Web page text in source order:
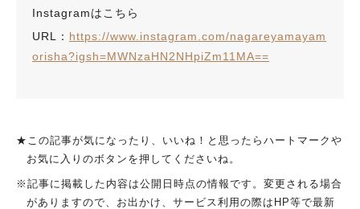
Instagramはこちら
URL： https://www.instagram.com/nagareyamayam
orisha?igsh=MWNzaHN2NHpiZm11MA==
★この記事が気になったり、いいね！と思ったらハートマークや
お気に入りのボタンを押してくださいね。
※記事に掲載した内容は公開日時点の情報です。変更される場合
がありますので、お出かけ、サービス利用の際はHP等で最新